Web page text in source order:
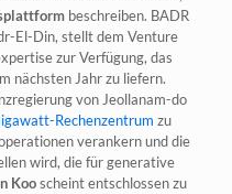
beschrei­ben. BADR
El-Din, stellt dem Ven­ture
zur Ver­fü­gung, das
nächs­ten Jahr zu lie­fern.
von Jeol­la­nam-do
Rechen­zen­trum zu
ver­an­kern und die
wird, die für gene­ra­ti­ve
Kooscheint ent­schlos­sen zu